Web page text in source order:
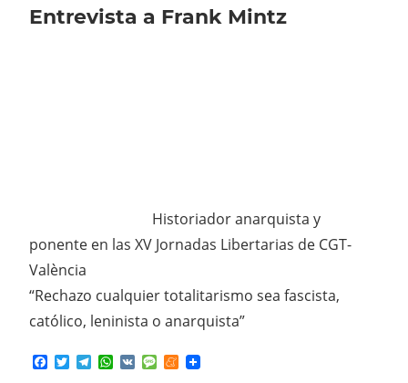
Entrevista a Frank Mintz
Historiador anarquista y
ponente en las XV Jornadas Libertarias de CGT-
València
“Rechazo cualquier totalitarismo sea fascista,
católico, leninista o anarquista”
Facebook
TwitterTelegram
WhatsApp
VK MessageMeneame